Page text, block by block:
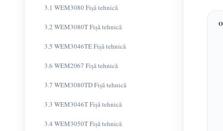
3.1 WEM3080 Fișă tehnică
3.2 WEM3080T Fișă tehnică
3.5 WEM3046TE Fișă tehnică
3.6 WEM2067 Fișă tehnică
3.7 WEM3080TD Fișă tehnică
3.3 WEM3046T Fișă tehnică
3.4 WEM3050T Fișă tehnică